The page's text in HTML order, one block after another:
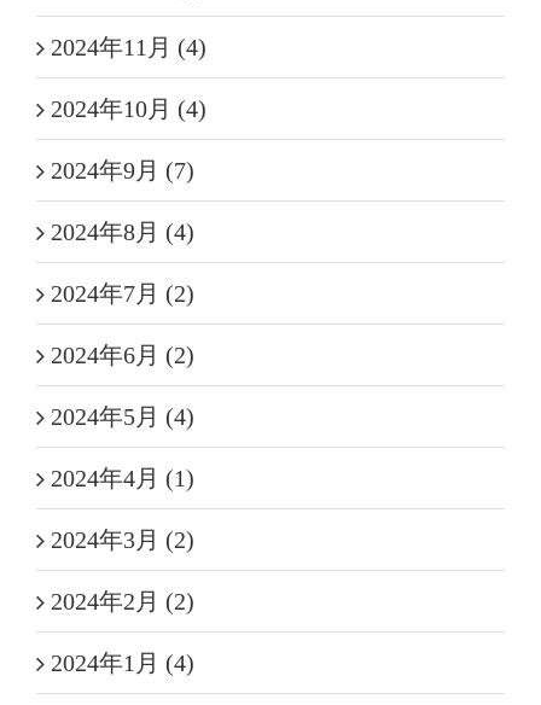
2024年11月 (4)
2024年10月 (4)
2024年9月 (7)
2024年8月 (4)
2024年7月 (2)
2024年6月 (2)
2024年5月 (4)
2024年4月 (1)
2024年3月 (2)
2024年2月 (2)
2024年1月 (4)